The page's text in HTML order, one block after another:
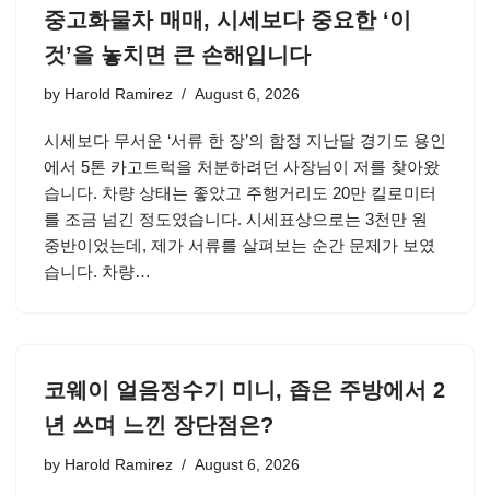
중고화물차 매매, 시세보다 중요한 ‘이
것’을 놓치면 큰 손해입니다
by Harold Ramirez August 6, 2026
시세보다 무서운 ‘서류 한 장’의 함정 지난달 경기도 용인
에서 5톤 카고트럭을 처분하려던 사장님이 저를 찾아왔
습니다. 차량 상태는 좋았고 주행거리도 20만 킬로미터
를 조금 넘긴 정도였습니다. 시세표상으로는 3천만 원
중반이었는데, 제가 서류를 살펴보는 순간 문제가 보였
습니다. 차량…
코웨이 얼음정수기 미니, 좁은 주방에서 2
년 쓰며 느낀 장단점은?
by Harold Ramirez August 6, 2026